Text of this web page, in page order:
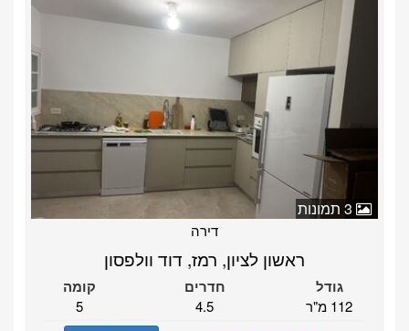
דירה
ראשון לציון, רמז, דוד וולפסון
גודל
112 מ"ר
חדרים
4.5
קומה
5